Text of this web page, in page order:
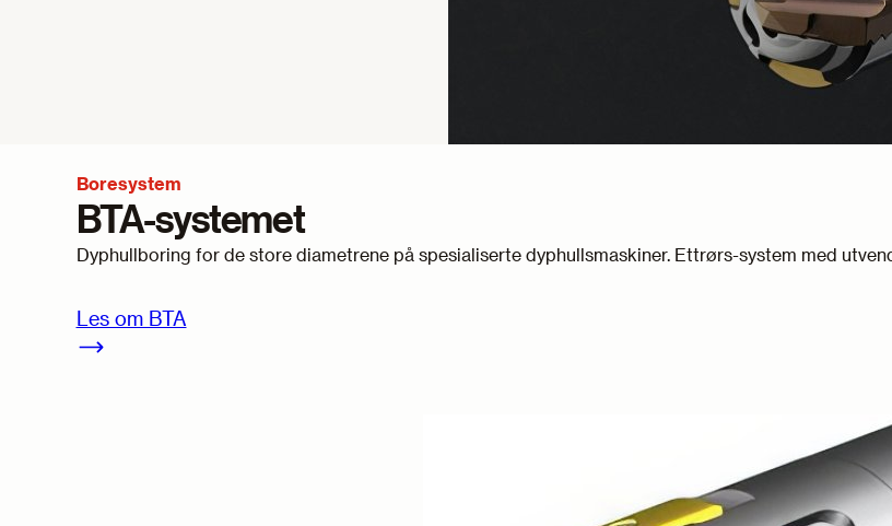
Boresystem
BTA-systemet
Dyphullboring for de store diametrene på spesialiserte dyphullsmaskiner. Ettrørs-system med
Les om BTA